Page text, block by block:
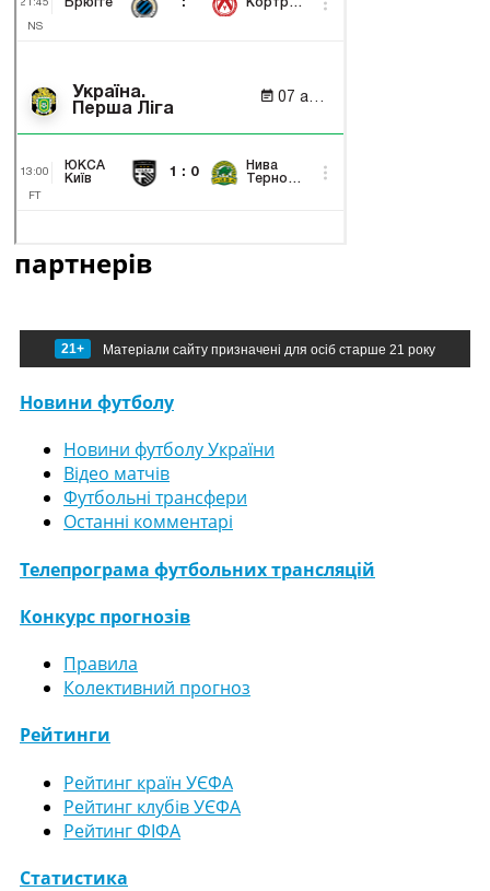
партнерів
21+ Матеріали сайту призначені для осіб старше 21 року
Новини футболу
Новини футболу України
Відео матчів
Футбольні трансфери
Останні комментарі
Телепрограма футбольних трансляцій
Конкурс прогнозів
Правила
Колективний прогноз
Рейтинги
Рейтинг країн УЄФА
Рейтинг клубів УЄФА
Рейтинг ФІФА
Статистика